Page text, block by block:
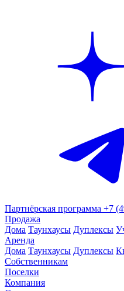
Партнёрская программа +7
Продажа
Дома Таунхаусы Дуплексы
Аренда
Дома Таунхаусы Дуплексы
Собственникам
Поселки
Компания